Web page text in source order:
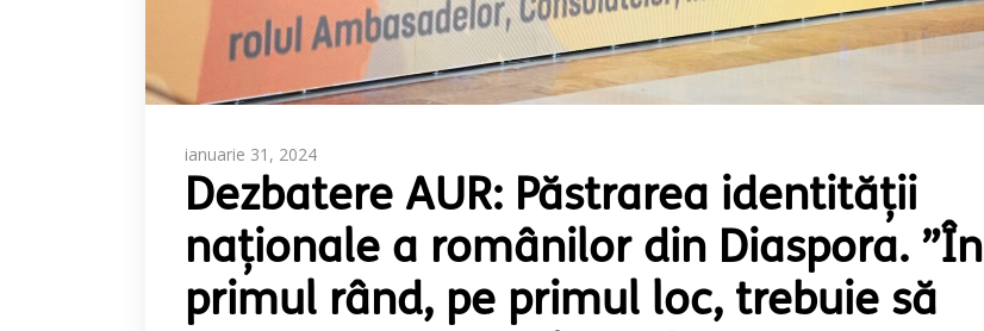
ianuarie 31, 2024
Dezbatere AUR: Păstrarea identității
naționale a românilor din Diaspora. ”În
primul rând, pe primul loc, trebuie să